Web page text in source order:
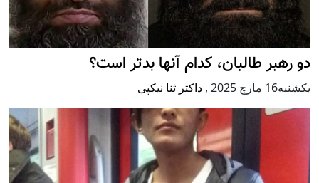
دو رهبر طالبان، کدام آنها بدتر است؟
يكشنبه16 مارچ 2025 , داکتر ثنا نیکپی